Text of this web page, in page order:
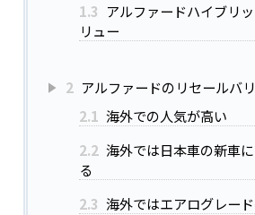
1.3 アルファードハイブリ
リュー
2 アルファードのリセールバ
2.1 海外での人気が高い
2.2 海外では日本車の新車
る
2.3 海外ではエアログレー